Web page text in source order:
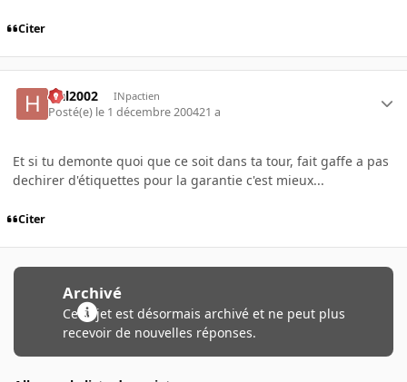
Citer
Hal2002 INpactien
Posté(e) le 1 décembre 200421 a
Et si tu demonte quoi que ce soit dans ta tour, fait gaffe a pas
dechirer d'étiquettes pour la garantie c'est mieux...
Citer
Archivé
Ce sujet est désormais archivé et ne peut plus
recevoir de nouvelles réponses.